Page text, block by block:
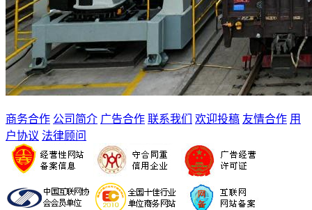
商务合作 公司简介 广告合作 联系我们 欢迎投稿 友情合作 用
户协议 法律顾问